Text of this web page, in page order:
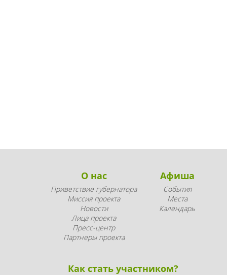
О нас
Приветствие губернатора
Миссия проекта
Новости
Лица проекта
Пресс-центр
Партнеры проекта
Афиша
События
Места
Календарь
Как стать участником?